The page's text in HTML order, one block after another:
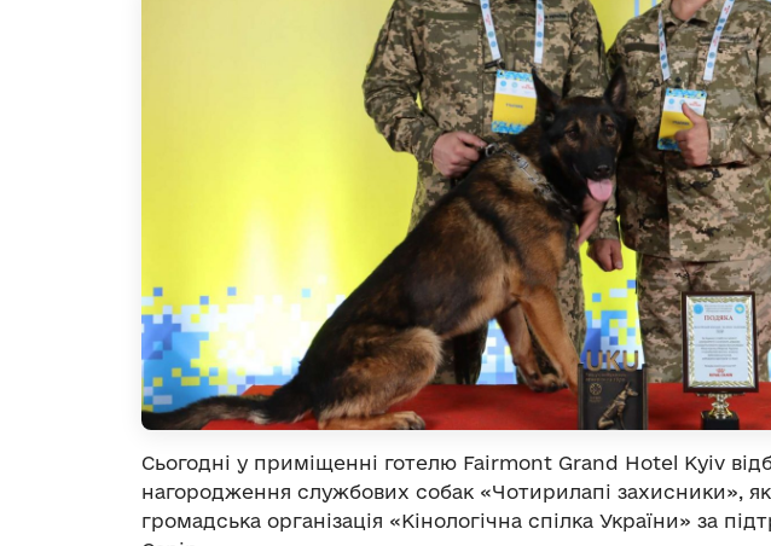
Сьогодні у приміщенні готелю Fairmont Grand Hotel Kyiv
нагородження службових собак «Чотирилапі захисники»,
громадська організація «Кінологічна спілка України» за